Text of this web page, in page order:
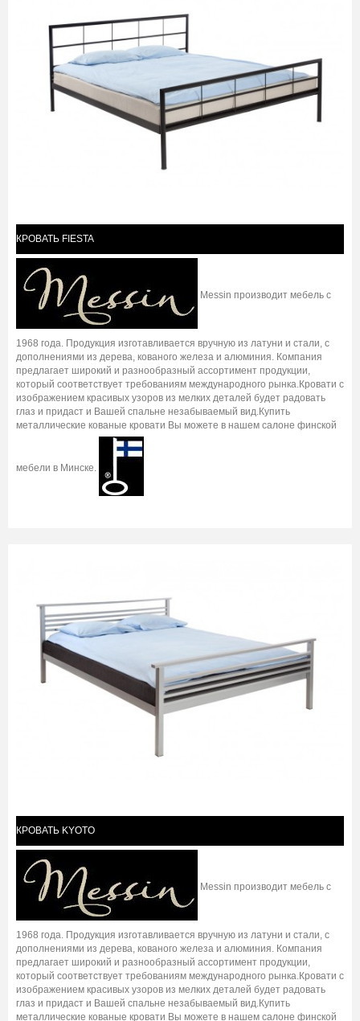
КРОВАТЬ FIESTA
Messin производит мебель с
1968 года. Продукция изготавливается вручную из латуни и стали, с
дополнениями из дерева, кованого железа и алюминия. Компания
предлагает широкий и разнообразный ассортимент продукции,
который соответствует требованиям международного рынка.Кровати с
изображением красивых узоров из мелких деталей будет радовать
глаз и придаст и Вашей спальне незабываемый вид.Купить
металлические кованые кровати Вы можете в нашем салоне финской
мебели в Минске.
КРОВАТЬ KYOTO
Messin производит мебель с
1968 года. Продукция изготавливается вручную из латуни и стали, с
дополнениями из дерева, кованого железа и алюминия. Компания
предлагает широкий и разнообразный ассортимент продукции,
который соответствует требованиям международного рынка.Кровати с
изображением красивых узоров из мелких деталей будет радовать
глаз и придаст и Вашей спальне незабываемый вид.Купить
металлические кованые кровати Вы можете в нашем салоне финской